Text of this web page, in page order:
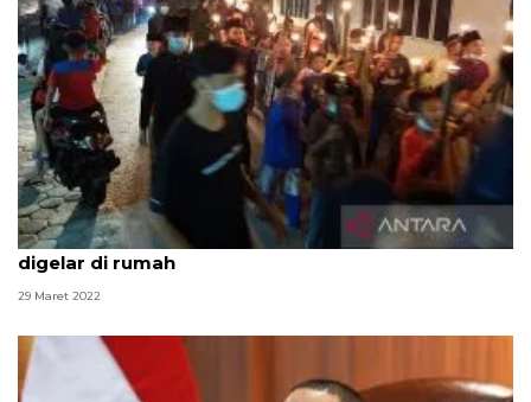
Muhammadiyah: Takbir Idul Fitri diutamakan
digelar di rumah
29 Maret 2022